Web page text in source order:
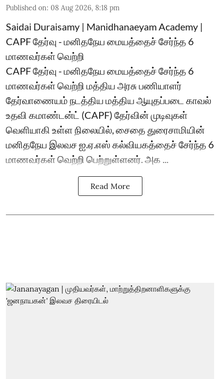
Published on: 08 Aug 2026, 8:18 pm
Saidai Duraisamy | Manidhanaeyam Academy |
CAPF தேர்வு - மனிதநேய மையத்தைச் சேர்ந்த 6
மாணவர்கள் வெற்றி
CAPF தேர்வு - மனிதநேய மையத்தைச் சேர்ந்த 6
மாணவர்கள் வெற்றி மத்திய அரசு பணியாளர்
தேர்வாணையம் நடத்திய மத்திய ஆயுதப்படை காவல்
உதவி கமாண்டன்ட் (CAPF) தேர்வின் முடிவுகள்
வெளியாகி உள்ள நிலையில், சைதை துரைசாமியின்
மனிதநேய இலவச ஐ.ஏ.எஸ் கல்வியகத்தைச் சேர்ந்த 6
மாணவர்கள் வெற்றி பெற்றுள்ளனர். அக ...
Read More